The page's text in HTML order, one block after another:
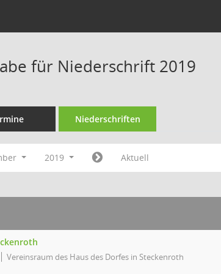
für Niederschrift 2019
Niederschriften
2019 Aktuell
Vereinsraum des Haus des Dorfes in Steckenroth